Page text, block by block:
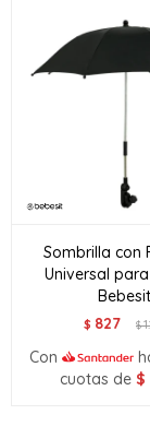
Sombrilla con
Universal
Bebesit
$ 827 $
Con
cuotas de $